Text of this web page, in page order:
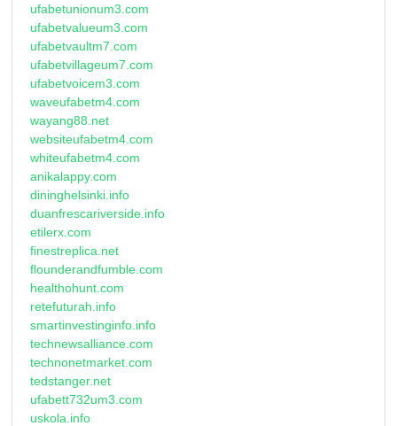
ufabetunionum3.com
ufabetvalueum3.com
ufabetvaultm7.com
ufabetvillageum7.com
ufabetvoicem3.com
waveufabetm4.com
wayang88.net
websiteufabetm4.com
whiteufabetm4.com
anikalappy.com
dininghelsinki.info
duanfrescariverside.info
etilerx.com
finestreplica.net
flounderandfumble.com
healthohunt.com
retefuturah.info
smartinvestinginfo.info
technewsalliance.com
technonetmarket.com
tedstanger.net
ufabett732um3.com
uskola.info